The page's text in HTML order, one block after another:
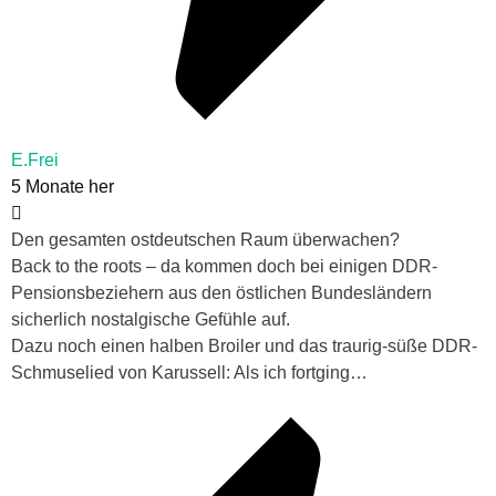
E.Frei
5 Monate her
Den gesamten ostdeutschen Raum überwachen?
Back to the roots – da kommen doch bei einigen DDR-
Pensionsbeziehern aus den östlichen Bundesländern
sicherlich nostalgische Gefühle auf.
Dazu noch einen halben Broiler und das traurig-süße DDR-
Schmuselied von Karussell: Als ich fortging…